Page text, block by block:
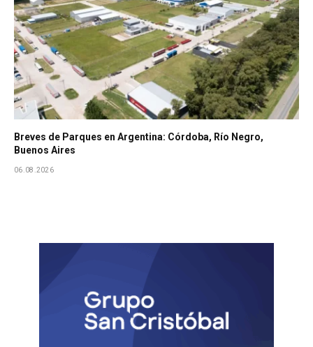
Breves de Parques en Argentina: Córdoba, Río Negro,
Buenos Aires
06.08.2026